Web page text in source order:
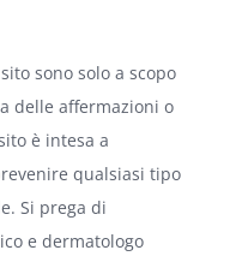
sono solo a scopo
delle affermazioni o
è intesa a
qualsiasi tipo
Si prega di
e dermatologo